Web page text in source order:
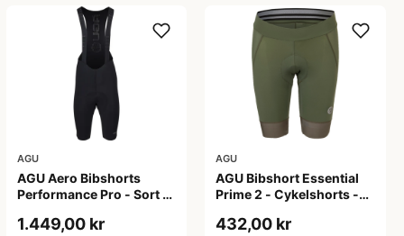
AGU
AGU Aero Bibshorts
Performance Pro - Sort -
1.449,00 kr
AGU
AGU Bibshort Essential
Prime 2 - Cykelshorts -
2XL
432,00 kr